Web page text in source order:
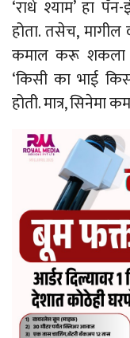
‘राधे श्याम’ हा
होता. तसेच, मागील
कमाल करू शकला
‘किसी का भाई
होती. मात्र,